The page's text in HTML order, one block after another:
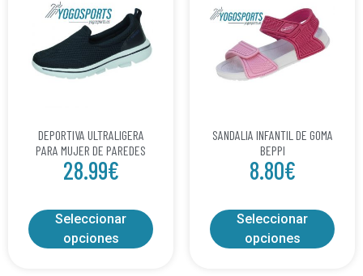
DEPORTIVA ULTRALIGERA
PARA MUJER DE PAREDES
28.99€
Seleccionar
opciones
SANDALIA INFANTIL DE GOMA
BEPPI
8.80€
Seleccionar
opciones